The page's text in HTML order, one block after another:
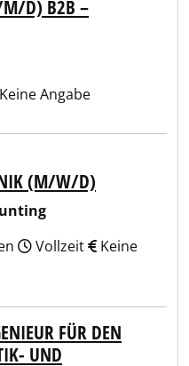
M/D) B2B –
Keine Angabe
(M/W/D)
Vollzeit
Keine
FÜR DEN
UND